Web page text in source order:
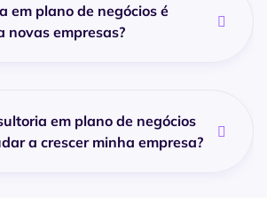
em plano de negócios é
novas empresas?
em plano de negócios
a crescer minha empresa?